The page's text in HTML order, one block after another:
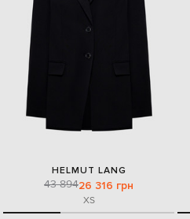
HELMUT LANG
43 89426 316 грн
XS